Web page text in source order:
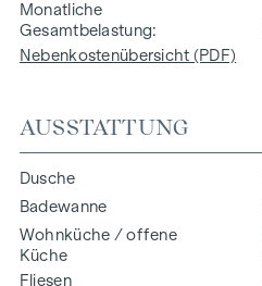
Monatliche
Gesamtbelastung
Nebenkostenübersicht (PDF)
AUSSTATTUNG
Dusche
Badewanne
Wohnküche / offene
Küche
Fliesen